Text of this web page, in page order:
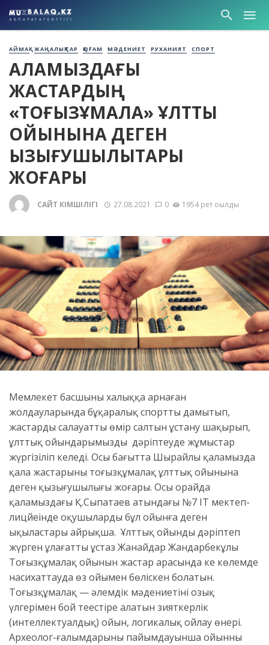
АЙМАҚ ЖАҢАЛЫҚТАР ҚОҒАМ МӘДЕНИЕТ РУХАНИЯТ СПОРТ
ҚАЛАМЫЗДАҒЫ
ЖАСТАРДЫҢ
«ТОҒЫЗҚҰМАЛАҚ» ҰЛТТЫҚ
ОЙЫНЫНА ДЕГЕН
ҚЫЗЫҒУШЫЛЫҚТАРЫ
ЖОҒАРЫ
САЙТ ӘКІМШІЛІГІ 27.08.2021 0 1954 рет оқылды
Мемлекет басшының халыққа арнаған
жолдауларында бұқаралық спортты дамытып,
жастардың салауатты өмір салтын ұстану шақырып,
ұлттық ойындарымызды дәріптеуде жұмыстар
жүргізіліп келеді. Осы бағытта Шырайлы қаламызда
қала жастарының тоғызқұмалақ ұлттық ойынына
деген қызығушылығы жоғары. Осы орайда
қаламыздағы Қ.Сыпатаев атындағы №7 ІТ мектеп-
лицйеінде оқушылардың бұл ойынға деген
ықыластары айрықша. Ұлттық ойынды дәріптеп
жүрген ұлағатты ұстаз Жанайдар Жандарбекұлы
Тоғызқұмалақ ойынын жастар арасында кең көлемде
насихаттауда өз ойымен бөліскен болатын.
Тоғызқұмалақ — әлемдік мәдениетінің озық
үлгерімен бой теңестіре алатын зияткерлік
(интеллектуалдық) ойын, логикалық ойлау өнері.
Археолог-ғалымдарының пайымдауынша ойынның